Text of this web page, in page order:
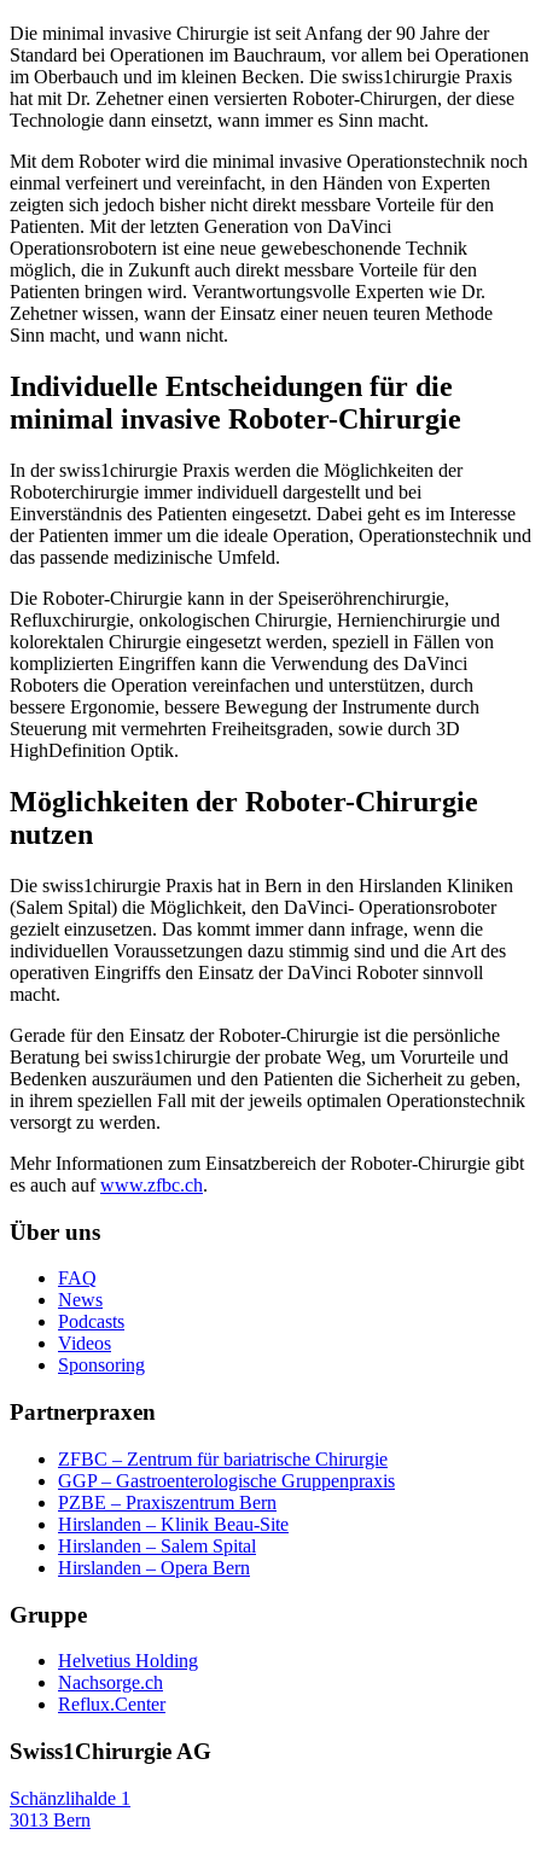
Die minimal invasive Chirurgie ist seit Anfang der 90 Jahre der
Standard bei Operationen im Bauchraum, vor allem bei Operationen
im Oberbauch und im kleinen Becken. Die swiss1chirurgie Praxis
hat mit Dr. Zehetner einen versierten Roboter-Chirurgen, der diese
Technologie dann einsetzt, wann immer es Sinn macht.
Mit dem Roboter wird die minimal invasive Operationstechnik noch
einmal verfeinert und vereinfacht, in den Händen von Experten
zeigten sich jedoch bisher nicht direkt messbare Vorteile für den
Patienten. Mit der letzten Generation von DaVinci
Operationsrobotern ist eine neue gewebeschonende Technik
möglich, die in Zukunft auch direkt messbare Vorteile für den
Patienten bringen wird. Verantwortungsvolle Experten wie Dr.
Zehetner wissen, wann der Einsatz einer neuen teuren Methode
Sinn macht, und wann nicht.
Individuelle Entscheidungen für die
minimal invasive Roboter-Chirurgie
In der swiss1chirurgie Praxis werden die Möglichkeiten der
Roboterchirurgie immer individuell dargestellt und bei
Einverständnis des Patienten eingesetzt. Dabei geht es im Interesse
der Patienten immer um die ideale Operation, Operationstechnik und
das passende medizinische Umfeld.
Die Roboter-Chirurgie kann in der Speiseröhrenchirurgie,
Refluxchirurgie, onkologischen Chirurgie, Hernienchirurgie und
kolorektalen Chirurgie eingesetzt werden, speziell in Fällen von
komplizierten Eingriffen kann die Verwendung des DaVinci
Roboters die Operation vereinfachen und unterstützen, durch
bessere Ergonomie, bessere Bewegung der Instrumente durch
Steuerung mit vermehrten Freiheitsgraden, sowie durch 3D
HighDefinition Optik.
Möglichkeiten der Roboter-Chirurgie
nutzen
Die swiss1chirurgie Praxis hat in Bern in den Hirslanden Kliniken
(Salem Spital) die Möglichkeit, den DaVinci- Operationsroboter
gezielt einzusetzen. Das kommt immer dann infrage, wenn die
individuellen Voraussetzungen dazu stimmig sind und die Art des
operativen Eingriffs den Einsatz der DaVinci Roboter sinnvoll
macht.
Gerade für den Einsatz der Roboter-Chirurgie ist die persönliche
Beratung bei swiss1chirurgie der probate Weg, um Vorurteile und
Bedenken auszuräumen und den Patienten die Sicherheit zu geben,
in ihrem speziellen Fall mit der jeweils optimalen Operationstechnik
versorgt zu werden.
Mehr Informationen zum Einsatzbereich der Roboter-Chirurgie gibt
es auch aufwww.zfbc.ch.
Über uns
FAQ
News
Podcasts
Videos
Sponsoring
Partnerpraxen
ZFBC – Zentrum für bariatrische Chirurgie
GGP – Gastroenterologische Gruppenpraxis
PZBE – Praxiszentrum Bern
Hirslanden – Klinik Beau-Site
Hirslanden – Salem Spital
Hirslanden – Opera Bern
Gruppe
Helvetius Holding
Nachsorge.ch
Reflux.Center
Swiss1Chirurgie AG
Schänzlihalde 1
3013 Bern